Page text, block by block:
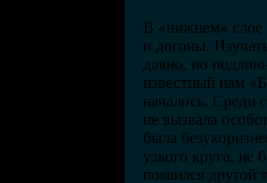
В «нижнем» слое
и догоны.
давно, но
известный нам
началось. Среди
не вызвала
была
узкого круга, не
появился другой